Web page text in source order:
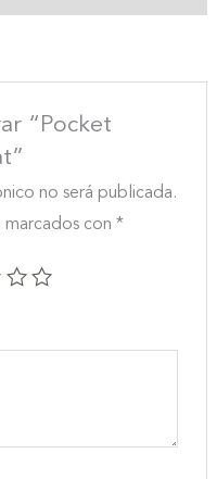
“Pocket
no será publicada.
marcados con*